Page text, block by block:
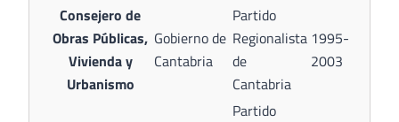
Consejero de
Obras Públicas,
Vivienda y
Urbanismo
Gobierno de
Cantabria
Partido
Regionalista
de
Cantabria
1995-
2003
Partido